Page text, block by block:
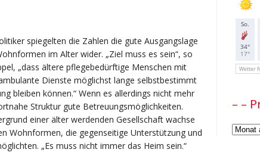
spiegelten die Zahlen die gute Ausgangslage
im Alter wider. „Ziel muss es sein“, so
„dass ältere pflegebedürftige Menschen mit
Dienste möglichst lange selbstbestimmt
bleiben können.“ Wenn es allerdings nicht mehr
Struktur gute Betreuungsmöglichkeiten.
einer älter werdenden Gesellschaft wachse
Wohnformen, die gegenseitige Unterstützung und
„Es muss nicht immer das Heim sein.“
– –